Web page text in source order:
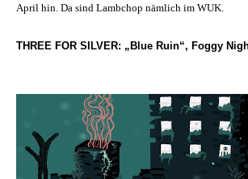
April hin. Da sind Lambchop nämlich im WUK.
THREE FOR SILVER: „Blue Ruin“, Foggy